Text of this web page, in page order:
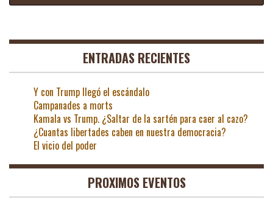
ENTRADAS RECIENTES
Y con Trump llegó el escándalo
Campanades a morts
Kamala vs Trump. ¿Saltar de la sartén para caer al cazo?
¿Cuantas libertades caben en nuestra democracia?
El vicio del poder
PROXIMOS EVENTOS